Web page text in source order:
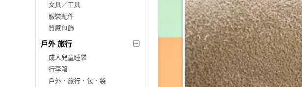
文具／工具
服裝配件
質感包飾
戶外 旅行
成人兒童睡袋
行李箱
戶外．旅行．包．袋